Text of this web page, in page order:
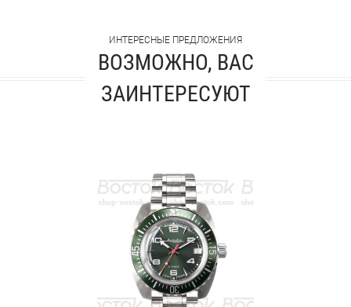
ИНТЕРЕСНЫЕ ПРЕДЛОЖЕНИЯ
ВОЗМОЖНО, ВАС
ЗАИНТЕРЕСУЮТ